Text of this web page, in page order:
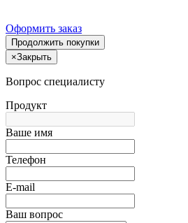
Оформить заказ
Продолжить покупки
×Закрыть
Вопрос специалисту
Продукт
Ваше имя
Телефон
E-mail
Ваш вопрос